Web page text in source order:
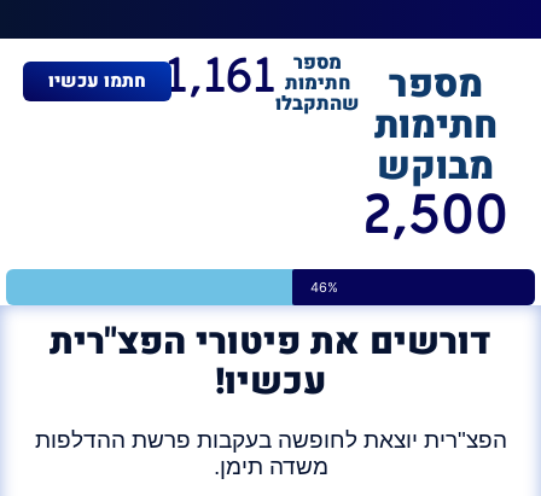
מספר
חתימות
מבוקש
2,500
מספר
חתימות
שהתקבלו1,161 חתמו עכשיו
46%
דורשים את פיטורי הפצ"רית
עכשיו!
הפצ"רית יוצאת לחופשה בעקבות פרשת ההדלפות
משדה תימן.